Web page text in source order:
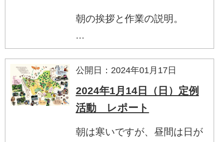
朝の挨拶と作業の説明。
...
公開日：2024年01月17日
2024年1月14日（日）定例
活動 レポート
朝は寒いですが、昼間は日が